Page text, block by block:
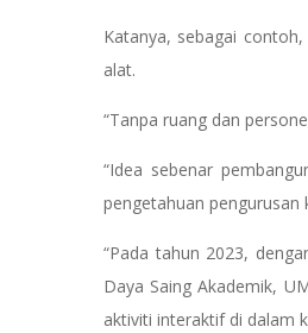
Katanya, sebagai
alat.
“Tanpa ruang dan
“Idea sebenar
pengetahuan pengurusan
“Pada tahun 2023,
Daya Saing Akademik,
aktiviti interaktif di dalam